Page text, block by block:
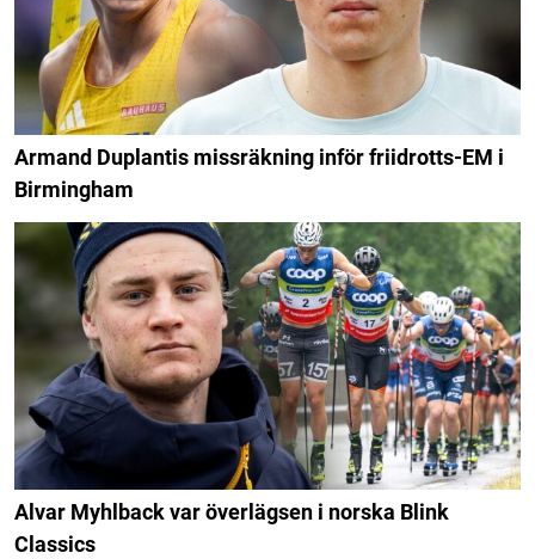
Armand Duplantis missräkning inför friidrotts-EM i
Birmingham
Alvar Myhlback var överlägsen i norska Blink
Classics